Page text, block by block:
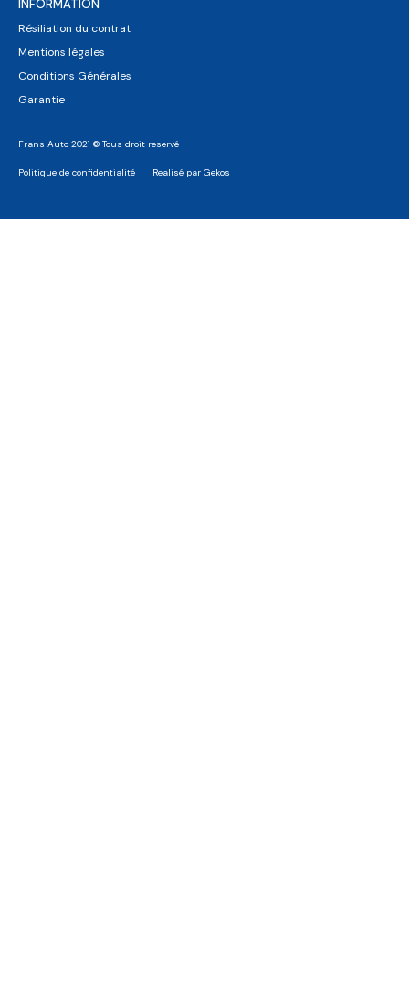
INFORMATION
Résiliation du contrat
Mentions légales
Conditions Générales
Garantie
Frans Auto 2021 © Tous droit reservé
Politique de confidentialité Realisé par Gekos